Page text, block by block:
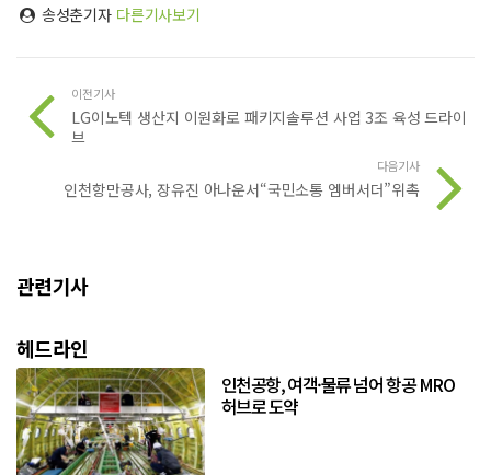
송성춘기자 다른기사보기
이전기사
LG이노텍 생산지 이원화로 패키지솔루션 사업 3조 육성 드라이
브
다음기사
인천항만공사, 장유진 아나운서“국민소통 엠버서더”위촉
관련기사
헤드라인
인천공항, 여객·물류 넘어 항공 MRO
허브로 도약